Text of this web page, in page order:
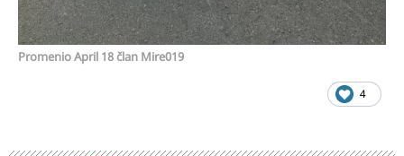
PromenioApril 18član Mire019
4